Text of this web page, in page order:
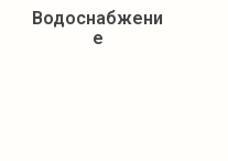
Водоснабжени
е